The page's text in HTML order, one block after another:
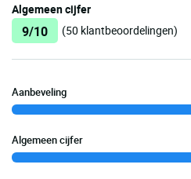
Algemeen cijfer
9/10 (50 klantbeoordelingen)
Aanbeveling
Algemeen cijfer